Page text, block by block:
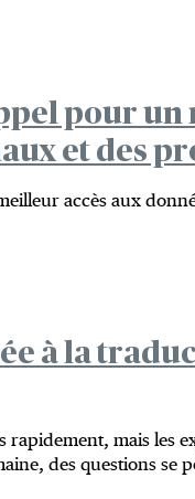
pour
et des
accès aux
à la
mais les
des questions se